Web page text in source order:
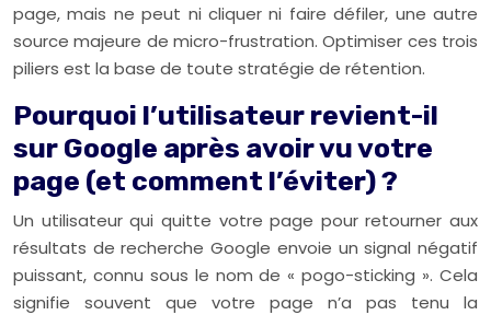
page, mais ne peut ni cliquer ni faire défiler, une autre
source majeure de micro-frustration. Optimiser ces trois
piliers est la base de toute stratégie de rétention.
Pourquoi l’utilisateur revient-il
sur Google après avoir vu votre
page (et comment l’éviter) ?
Un utilisateur qui quitte votre page pour retourner aux
résultats de recherche Google envoie un signal négatif
puissant, connu sous le nom de « pogo-sticking ». Cela
signifie souvent que votre page n’a pas tenu la